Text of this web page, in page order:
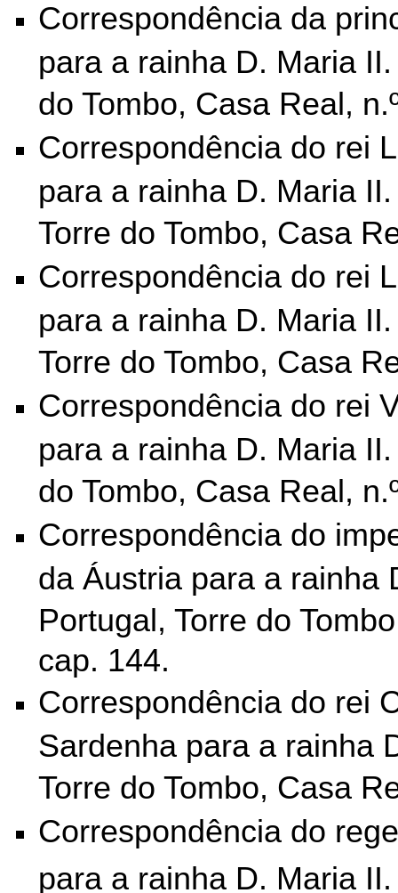
Correspondência da
para a rainha D. Maria
do Tombo,
Casa Real,
Correspondência do rei
para a rainha D. Maria
Torre do Tombo,
Casa
Correspondência do rei
para a rainha D. Maria
Torre do Tombo,
Casa
Correspondência do rei
para a rainha D. Maria
do Tombo,
Casa Real,
Correspondência do
da Áustria para a rainha
Portugal, Torre do
cap. 144.
Correspondência do rei
Sardenha para a rainha
Torre do Tombo,
Casa
Correspondência do
para a rainha D. Maria II.